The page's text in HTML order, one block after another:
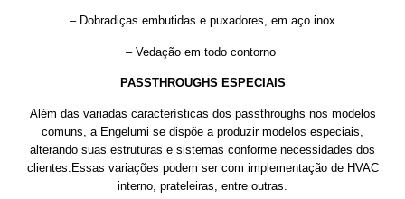
– Dobradiças embutidas e puxadores, em aço inox
– Vedação em todo contorno
PASSTHROUGHS ESPECIAIS
Além das variadas características dos passthroughs nos modelos
comuns, a Engelumi se dispõe a produzir modelos especiais,
alterando suas estruturas e sistemas conforme necessidades dos
clientes.Essas variações podem ser com implementação de HVAC
interno, prateleiras, entre outras.